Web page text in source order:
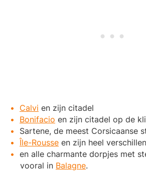
Calvi en zijn citadel
Bonifacio en zijn citadel op de
Sartene, de meest Corsicaanse
Île-Rousse en zijn heel
en alle charmante dorpjes met
vooral in Balagne.